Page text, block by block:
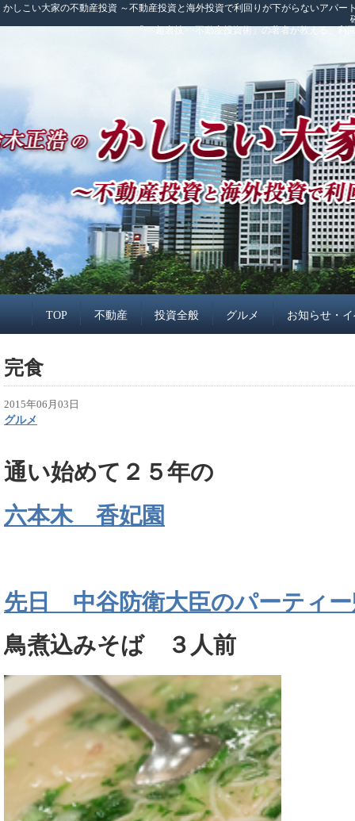
かしこい大家の不動産投資 ～不動産投資と海外投資で利回りが下がらないアパ
「<<超裏技>>不動産投資術」の著者が教える、
TOP 不動産 投資全般 グルメ お知らせ・
完食
2015年06月03日
グルメ
通い始めて２５年の
六本木 香妃園
先日 中谷防衛大臣のパーティ
鳥煮込みそば ３人前